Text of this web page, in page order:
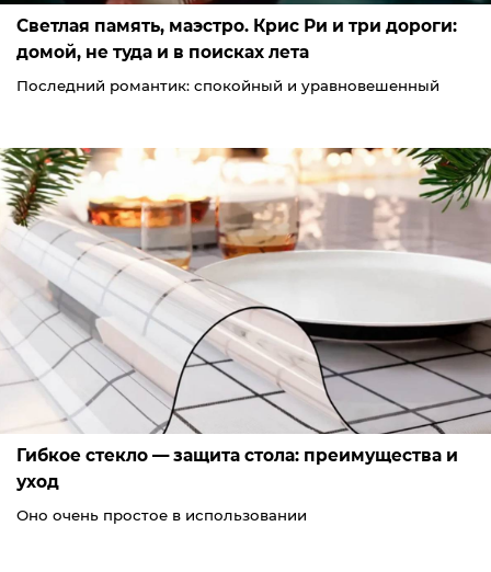
Светлая память, маэстро. Крис Ри и три дороги:
домой, не туда и в поисках лета
Последний романтик: спокойный и уравновешенный
Гибкое стекло — защита стола: преимущества и
уход
Оно очень простое в использовании